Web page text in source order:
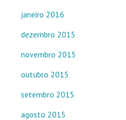
janeiro 2016
dezembro 2015
novembro 2015
outubro 2015
setembro 2015
agosto 2015